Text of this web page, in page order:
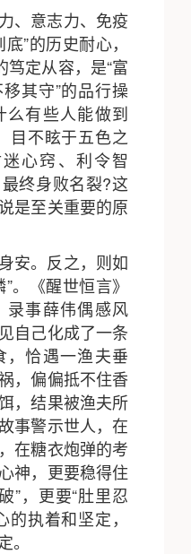
、意志力、免疫
”的历史耐心，
笃定从容，是“富
其守”的品行操
么有些人能做到
目不眩于五色之
心窍、利令智
终身败名裂?这
是至关重要的原
安。反之，则如
。《醒世恒言》
录事薛伟偶感风
自己化成了一条
，恰遇一渔夫垂
，偏偏抵不住香
，结果被渔夫所
事警示世人，在
在糖衣炮弹的考
神，更要稳得住
”，更要“肚里忍
执着和坚定，
。